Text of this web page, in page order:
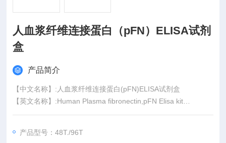
人血浆纤维连接蛋白（pFN）ELISA试剂
盒
产品简介
【中文名称】:人血浆纤维连接蛋白(pFN)ELISA试剂盒
【英文名称】:Human Plasma fibronectin,pFN Elisa kit
【产品规格】:48T/96T
【种属】:人
产品型号：48T./96T